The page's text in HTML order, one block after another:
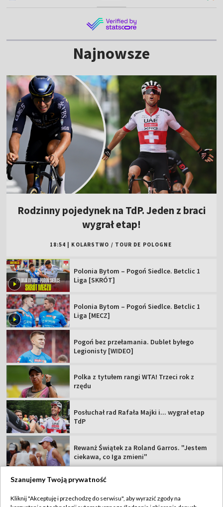
Najnowsze
Rodzinny pojedynek na TdP. Jeden z braci
wygrał etap!
18:54 KOLARSTWO / TOUR DE POLOGNE
Polonia Bytom – Pogoń Siedlce. Betclic 1
Liga [SKRÓT]
Polonia Bytom – Pogoń Siedlce. Betclic 1
Liga [MECZ]
Pogoń bez przełamania. Dublet byłego
Legionisty [WIDEO]
Polka z tytułem rangi WTA! Trzeci rok z
rzędu
Posłuchał rad Rafała Majki i... wygrał etap
TdP
Rewanż Świątek za Roland Garros. "Jestem
ciekawa, co Iga zmieni"
Szanujemy Twoją prywatność
Kliknij "Akceptuję i przechodzę do serwisu", aby wyrazić zgody na